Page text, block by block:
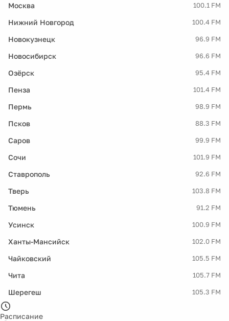
Москва 100.1 FM
Нижний Новгород 100.4 FM
Новокузнецк 96.9 FM
Новосибирск 96.6 FM
Озёрск 95.4 FM
Пенза 101.4 FM
Пермь 98.9 FM
Псков 88.3 FM
Саров 99.9 FM
Сочи 101.9 FM
Ставрополь 92.6 FM
Тверь 103.8 FM
Тюмень 91.2 FM
Усинск 100.9 FM
Ханты-Мансийск 102.0 FM
Чайковский 105.5 FM
Чита 105.7 FM
Шерегеш 105.3 FM
Расписание